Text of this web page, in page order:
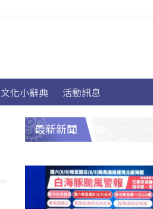
文化小辭典 活動訊息
最新新聞